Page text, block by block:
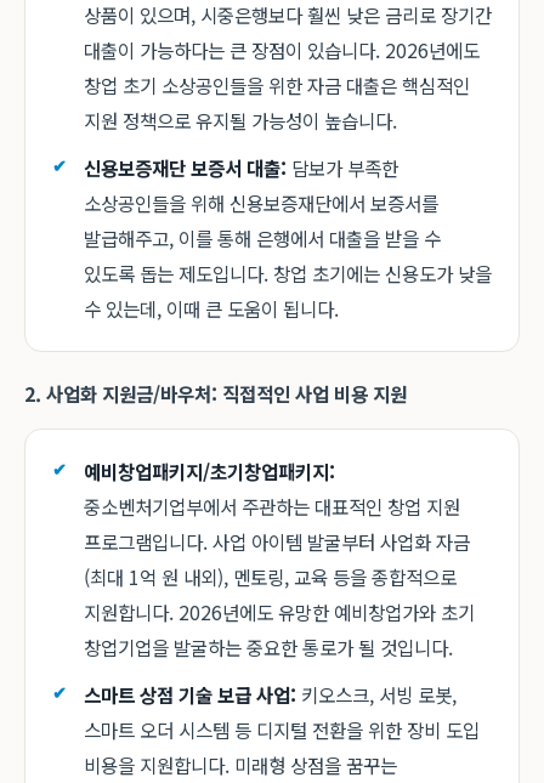
상품이 있으며, 시중은행보다 훨씬 낮은 금리로 장기간
대출이 가능하다는 큰 장점이 있습니다. 2026년에도
창업 초기 소상공인들을 위한 자금 대출은 핵심적인
지원 정책으로 유지될 가능성이 높습니다.
신용보증재단 보증서 대출: 담보가 부족한
소상공인들을 위해 신용보증재단에서 보증서를
발급해주고, 이를 통해 은행에서 대출을 받을 수
있도록 돕는 제도입니다. 창업 초기에는 신용도가 낮을
수 있는데, 이때 큰 도움이 됩니다.
2. 사업화 지원금/바우처: 직접적인 사업 비용 지원
예비창업패키지/초기창업패키지:
중소벤처기업부에서 주관하는 대표적인 창업 지원
프로그램입니다. 사업 아이템 발굴부터 사업화 자금
(최대 1억 원 내외), 멘토링, 교육 등을 종합적으로
지원합니다. 2026년에도 유망한 예비창업가와 초기
창업기업을 발굴하는 중요한 통로가 될 것입니다.
스마트 상점 기술 보급 사업: 키오스크, 서빙 로봇,
스마트 오더 시스템 등 디지털 전환을 위한 장비 도입
비용을 지원합니다. 미래형 상점을 꿈꾸는